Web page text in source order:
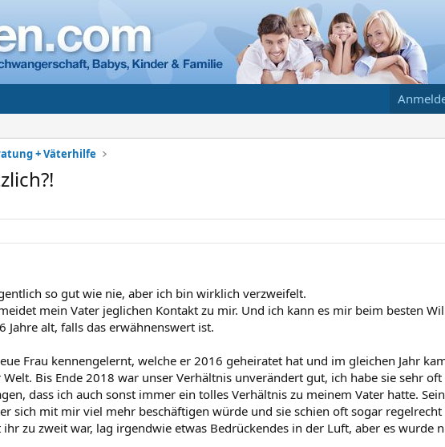
+ Väterhilfe
so gut wie nie, aber ich bin wirklich verzweifelt.
mein Vater jeglichen Kontakt zu mir. Und ich kann es mir beim besten
Jahre alt, falls das erwähnenswert ist.
Frau kennengelernt, welche er 2016 geheiratet hat und im gleichen Jahr
Welt. Bis Ende 2018 war unser Verhältnis unverändert gut, ich habe sie sehr
dass ich auch sonst immer ein tolles Verhältnis zu meinem Vater hatte.
sich mit mir viel mehr beschäftigen würde und sie schien oft sogar
zu zweit war, lag irgendwie etwas Bedrückendes in der Luft, aber es wurde